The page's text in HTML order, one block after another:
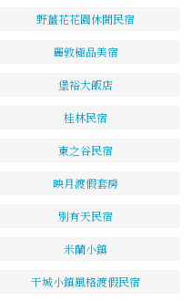
野薑花花園休閒民宿
麗敦極品美宿
堡裕大飯店
桂林民宿
東之谷民宿
映月渡假套房
別有天民宿
米蘭小鎮
干城小鎮風格渡假民宿